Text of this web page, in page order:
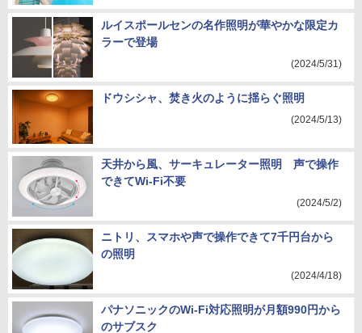
ルイスポールセンの名作照明が華やかな限定カ
ラーで登場
(2024/5/31)
ドウシシャ、焚き火のように揺らぐ照明
(2024/5/13)
天井から風、サーキュレーター照明 声で操作
できてWi-Fi不要
(2024/5/2)
ニトリ、スマホや声で操作できて7千円台から
の照明
(2024/4/18)
パナソニックのWi-Fi対応照明が月額990円から
のサブスク